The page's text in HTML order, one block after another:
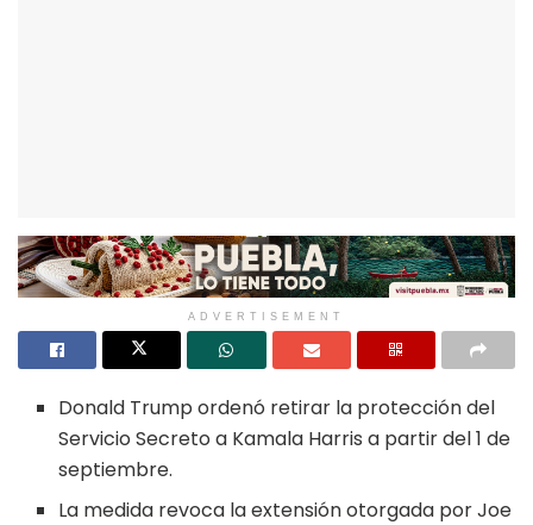
ADVERTISEMENT
Donald Trump ordenó retirar la protección del
Servicio Secreto a Kamala Harris a partir del 1 de
septiembre.
La medida revoca la extensión otorgada por Joe